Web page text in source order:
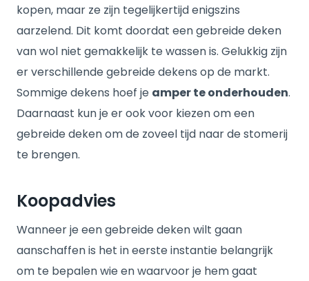
kopen, maar ze zijn tegelijkertijd enigszins
aarzelend. Dit komt doordat een gebreide deken
van wol niet gemakkelijk te wassen is. Gelukkig zijn
er verschillende gebreide dekens op de markt.
Sommige dekens hoef je amper te onderhouden.
Daarnaast kun je er ook voor kiezen om een
gebreide deken om de zoveel tijd naar de stomerij
te brengen.
Koopadvies
Wanneer je een gebreide deken wilt gaan
aanschaffen is het in eerste instantie belangrijk
om te bepalen wie en waarvoor je hem gaat